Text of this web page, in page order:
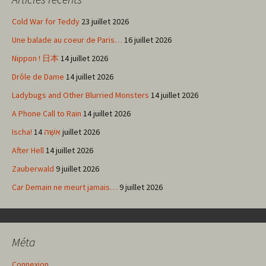
articles
Cold War for Teddy 23 juillet 2026
Une balade au coeur de Paris… 16 juillet 2026
Nippon ! 日本 14 juillet 2026
Drôle de Dame 14 juillet 2026
Ladybugs and Other Blurried Monsters 14 juillet 2026
A Phone Call to Rain 14 juillet 2026
Ischa! אִשָּׁה14 juillet 2026
After Hell14 juillet 2026
Zauberwald 9 juillet 2026
Car Demain ne meurt jamais… 9 juillet 2026
Méta